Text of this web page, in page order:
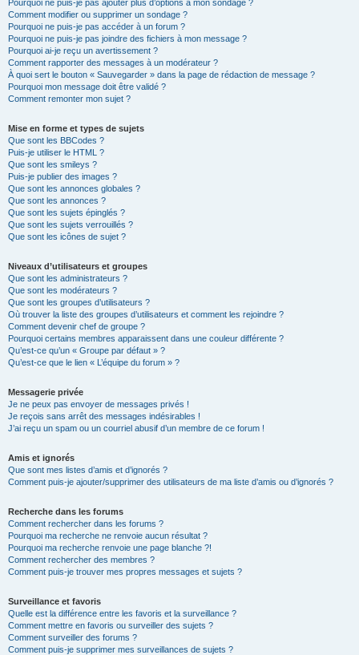
Pourquoi ne puis-je pas ajouter plus d’options à mon sondage ?
Comment modifier ou supprimer un sondage ?
Pourquoi ne puis-je pas accéder à un forum ?
Pourquoi ne puis-je pas joindre des fichiers à mon message ?
Pourquoi ai-je reçu un avertissement ?
Comment rapporter des messages à un modérateur ?
À quoi sert le bouton « Sauvegarder » dans la page de rédaction de message ?
Pourquoi mon message doit être validé ?
Comment remonter mon sujet ?
Mise en forme et types de sujets
Que sont les BBCodes ?
Puis-je utiliser le HTML ?
Que sont les smileys ?
Puis-je publier des images ?
Que sont les annonces globales ?
Que sont les annonces ?
Que sont les sujets épinglés ?
Que sont les sujets verrouillés ?
Que sont les icônes de sujet ?
Niveaux d’utilisateurs et groupes
Que sont les administrateurs ?
Que sont les modérateurs ?
Que sont les groupes d’utilisateurs ?
Où trouver la liste des groupes d’utilisateurs et comment les rejoindre ?
Comment devenir chef de groupe ?
Pourquoi certains membres apparaissent dans une couleur différente ?
Qu’est-ce qu’un « Groupe par défaut » ?
Qu’est-ce que le lien « L’équipe du forum » ?
Messagerie privée
Je ne peux pas envoyer de messages privés !
Je reçois sans arrêt des messages indésirables !
J’ai reçu un spam ou un courriel abusif d’un membre de ce forum !
Amis et ignorés
Que sont mes listes d’amis et d’ignorés ?
Comment puis-je ajouter/supprimer des utilisateurs de ma liste d’amis ou d’ignorés ?
Recherche dans les forums
Comment rechercher dans les forums ?
Pourquoi ma recherche ne renvoie aucun résultat ?
Pourquoi ma recherche renvoie une page blanche ?!
Comment rechercher des membres ?
Comment puis-je trouver mes propres messages et sujets ?
Surveillance et favoris
Quelle est la différence entre les favoris et la surveillance ?
Comment mettre en favoris ou surveiller des sujets ?
Comment surveiller des forums ?
Comment puis-je supprimer mes surveillances de sujets ?